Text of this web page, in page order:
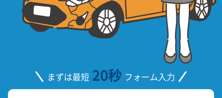
まずは最短 20秒 フォーム入力